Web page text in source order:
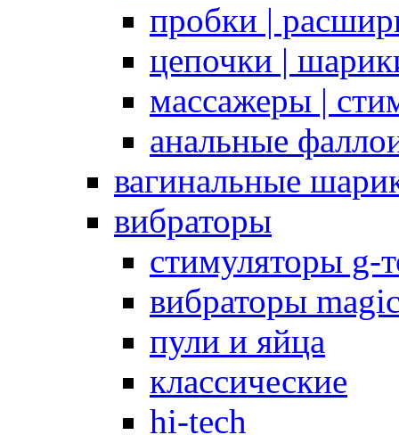
пробки |
цепочки |
массажеры |
анальные
вагинальные
вибраторы
стимуляторы g-
вибраторы
пули и яйца
классические
hi-tech